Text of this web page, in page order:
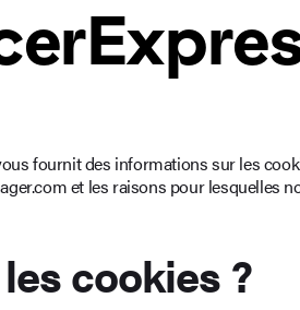
fournit des informations sur les
et les raisons pour lesquelles
cookies ?